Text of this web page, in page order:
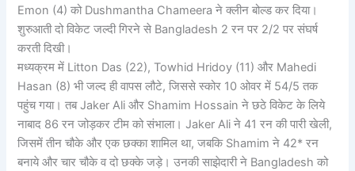
Emon (4) को Dushmantha Chameera ने क्लीन बोल्ड कर दिया।
शुरुआती दो विकेट जल्दी गिरने से Bangladesh 2 रन पर 2/2 पर संघर्ष
करती दिखी।
मध्यक्रम में Litton Das (22), Towhid Hridoy (11) और Mahedi
Hasan (8) भी जल्द ही वापस लौटे, जिससे स्कोर 10 ओवर में 54/5 तक
पहुंच गया। तब Jaker Ali और Shamim Hossain ने छठे विकेट के लिये
नाबाद 86 रन जोड़कर टीम को संभाला। Jaker Ali ने 41 रन की पारी खेली,
जिसमें तीन चौके और एक छक्का शामिल था, जबकि Shamim ने 42* रन
बनाये और चार चौके व दो छक्के जड़े। उनकी साझेदारी ने Bangladesh को